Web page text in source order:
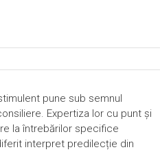
pune sub semnul
Expertiza lor cu punt și
la întrebărilor specifice
interpret predilecție din